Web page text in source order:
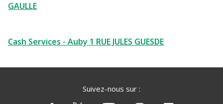
GAULLE
Cash Services - Auby 1 RUE JULES GUESDE
Suivez-nous sur :